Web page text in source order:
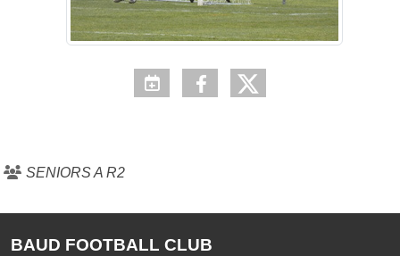
SENIORS A R2
BAUD FOOTBALL CLUB